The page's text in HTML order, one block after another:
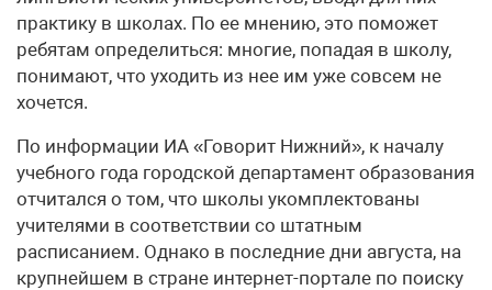
практику в школах. По ее мнению, это поможет
ребятам определиться: многие, попадая в школу,
понимают, что уходить из нее им уже совсем не
хочется.
По информации ИА «Говорит Нижний», к началу
учебного года городской департамент образования
отчитался о том, что школы укомплектованы
учителями в соответствии со штатным
расписанием. Однако в последние дни августа, на
крупнейшем в стране интернет-портале по поиску